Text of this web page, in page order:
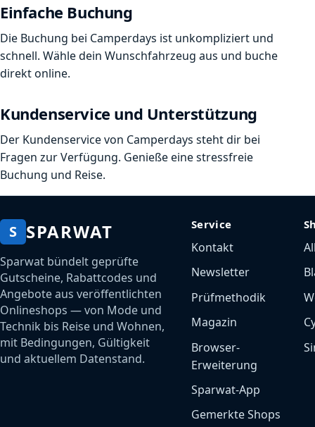
Einfache Buchung
Die Buchung bei Camperdays ist unkompliziert und
schnell. Wähle dein Wunschfahrzeug aus und buche
direkt online.
Kundenservice und Unterstützung
Der Kundenservice von Camperdays steht dir bei
Fragen zur Verfügung. Genieße eine stressfreie
Buchung und Reise.
S SPARWAT
Sparwat bündelt geprüfte
Gutscheine, Rabattcodes und
Angebote aus veröffentlichten
Onlineshops — von Mode und
Technik bis Reise und Wohnen,
mit Bedingungen, Gültigkeit
und aktuellem Datenstand.
Service
Kontakt
Newsletter
Prüfmethodik
Magazin
Browser-
Erweiterung
Sparwat-App
Gemerkte Shops